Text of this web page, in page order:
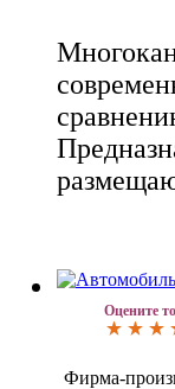
Оцените
Фирма-